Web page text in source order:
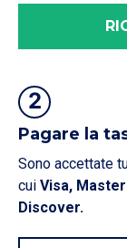
2
Pagare la
Sono accettate
cui Visa,
Discover.